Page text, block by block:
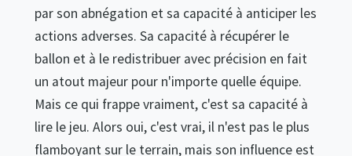
par son abnégation et sa capacité à anticiper les
actions adverses. Sa capacité à récupérer le
ballon et à le redistribuer avec précision en fait
un atout majeur pour n'importe quelle équipe.
Mais ce qui frappe vraiment, c'est sa capacité à
lire le jeu. Alors oui, c'est vrai, il n'est pas le plus
flamboyant sur le terrain, mais son influence est